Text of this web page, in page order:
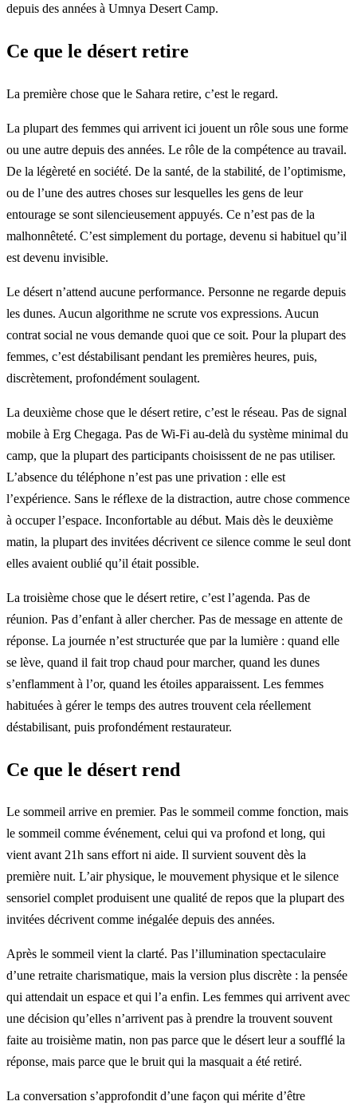
depuis des années à Umnya Desert Camp.
Ce que le désert retire
La première chose que le Sahara retire, c’est le regard.
La plupart des femmes qui arrivent ici jouent un rôle sous une forme
ou une autre depuis des années. Le rôle de la compétence au travail.
De la légèreté en société. De la santé, de la stabilité, de l’optimisme,
ou de l’une des autres choses sur lesquelles les gens de leur
entourage se sont silencieusement appuyés. Ce n’est pas de la
malhonnêteté. C’est simplement du portage, devenu si habituel qu’il
est devenu invisible.
Le désert n’attend aucune performance. Personne ne regarde depuis
les dunes. Aucun algorithme ne scrute vos expressions. Aucun
contrat social ne vous demande quoi que ce soit. Pour la plupart des
femmes, c’est déstabilisant pendant les premières heures, puis,
discrètement, profondément soulagent.
La deuxième chose que le désert retire, c’est le réseau. Pas de signal
mobile à Erg Chegaga. Pas de Wi-Fi au-delà du système minimal du
camp, que la plupart des participants choisissent de ne pas utiliser.
L’absence du téléphone n’est pas une privation : elle est
l’expérience. Sans le réflexe de la distraction, autre chose commence
à occuper l’espace. Inconfortable au début. Mais dès le deuxième
matin, la plupart des invitées décrivent ce silence comme le seul dont
elles avaient oublié qu’il était possible.
La troisième chose que le désert retire, c’est l’agenda. Pas de
réunion. Pas d’enfant à aller chercher. Pas de message en attente de
réponse. La journée n’est structurée que par la lumière : quand elle
se lève, quand il fait trop chaud pour marcher, quand les dunes
s’enflamment à l’or, quand les étoiles apparaissent. Les femmes
habituées à gérer le temps des autres trouvent cela réellement
déstabilisant, puis profondément restaurateur.
Ce que le désert rend
Le sommeil arrive en premier. Pas le sommeil comme fonction, mais
le sommeil comme événement, celui qui va profond et long, qui
vient avant 21h sans effort ni aide. Il survient souvent dès la
première nuit. L’air physique, le mouvement physique et le silence
sensoriel complet produisent une qualité de repos que la plupart des
invitées décrivent comme inégalée depuis des années.
Après le sommeil vient la clarté. Pas l’illumination spectaculaire
d’une retraite charismatique, mais la version plus discrète : la pensée
qui attendait un espace et qui l’a enfin. Les femmes qui arrivent avec
une décision qu’elles n’arrivent pas à prendre la trouvent souvent
faite au troisième matin, non pas parce que le désert leur a soufflé la
réponse, mais parce que le bruit qui la masquait a été retiré.
La conversation s’approfondit d’une façon qui mérite d’être